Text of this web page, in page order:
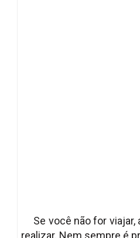
Se você não for viajar,
realizar. Nem sempre é